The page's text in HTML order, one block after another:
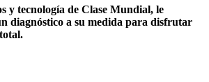
y tecnología de Clase Mundial, le
diagnóstico a su medida para disfrutar